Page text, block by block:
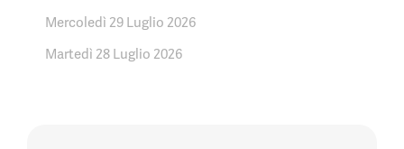
Mercoledì 29 Luglio 2026
Martedì 28 Luglio 2026